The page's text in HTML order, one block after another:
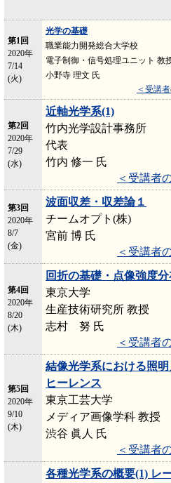
第1回
2020年
7/14
(火)
光学の基礎
職業能力開発総合大学校
電子制御・信号処理ユニット 教
小野寺 理文 氏
＜受講
第2回
2020年
7/29
(水)
近軸光学系(1)
竹内光学設計事務所
代表
竹内 修一 氏
＜受講者
第3回
2020年
8/7
(金)
波面収差・収差論１
チームオプト(株)
宮前 博 氏
＜受講者
第4回
2020年
8/20
(木)
回折の基礎・点像強度
東京大学
生産技術研究所 教授
志村 努 氏
＜受講者
第5回
2020年
9/10
(木)
結像光学系における照
ヒーレンス
東京工芸大学
メディア画像学科 教授
渋谷 眞人 氏
＜受講者
各種光学系の概要(1) レ